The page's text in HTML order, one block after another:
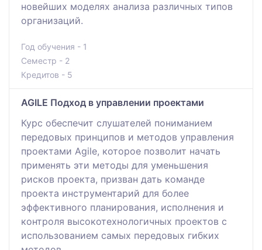
новейших моделях анализа различных типов
организаций.
Год обучения - 1
Семестр - 2
Кредитов - 5
AGILE Подход в управлении проектами
Курс обеспечит слушателей пониманием
передовых принципов и методов управления
проектами Agile, которое позволит начать
применять эти методы для уменьшения
рисков проекта, призван дать команде
проекта инструментарий для более
эффективного планирования, исполнения и
контроля высокотехнологичных проектов с
использованием самых передовых гибких